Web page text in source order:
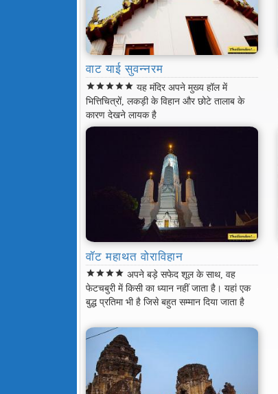
वाट याई सुवन्नरम
starstarstarstarstar यह मंदिर अपने मुख्य हॉल में
भित्तिचित्रों, लकड़ी के विहान और छोटे तालाब के
कारण देखने लायक है
वॉट महाथत वोराविहान
starstarstarstar अपने बड़े सफेद शूल के साथ, वह
फेटचबुरी में किसी का ध्यान नहीं जाता है। यहां एक
बुद्ध प्रतिमा भी है जिसे बहुत सम्मान दिया जाता है